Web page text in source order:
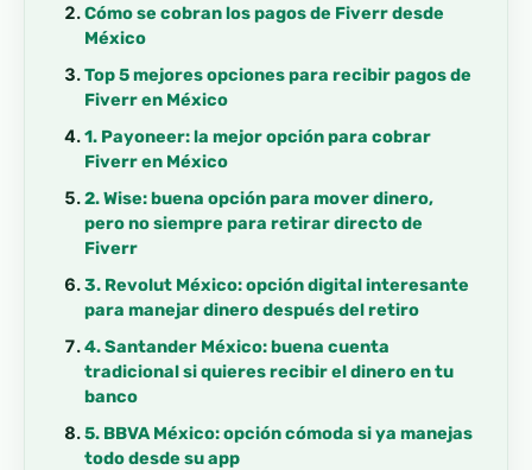
Cómo se cobran los pagos de Fiverr desde
México
Top 5 mejores opciones para recibir pagos de
Fiverr en México
1. Payoneer: la mejor opción para cobrar
Fiverr en México
2. Wise: buena opción para mover dinero,
pero no siempre para retirar directo de
Fiverr
3. Revolut México: opción digital interesante
para manejar dinero después del retiro
4. Santander México: buena cuenta
tradicional si quieres recibir el dinero en tu
banco
5. BBVA México: opción cómoda si ya manejas
todo desde su app